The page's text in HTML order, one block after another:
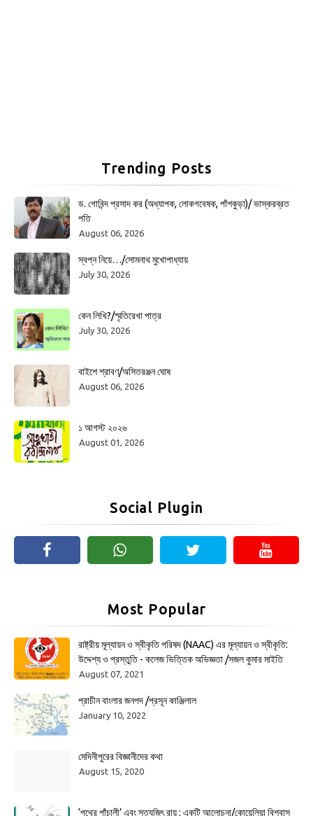
Trending Posts
ড. গোবিন্দ প্রসাদ কর (অধ্যাপক, লোকগবেষক, পাঁশকুড়া)/ ভাস্করব্রত
পতি
August 06, 2026
স্বপ্ন নিয়ে…/সোমনাথ মুখোপাধ্যায়
July 30, 2026
কেন লিখি?/স্মৃতিরেখা পাত্র
July 30, 2026
বাইশে শ্রাবণ/অসিতরঞ্জন ঘোষ
August 06, 2026
১ আগস্ট ২০২৬
August 01, 2026
Social Plugin
Most Popular
রাষ্ট্রীয় মূল্যায়ন ও স্বীকৃতি পরিষদ (NAAC) এর মূল্যায়ন ও স্বীকৃতি:
উদ্দেশ্য ও প্রস্তুতি - কলেজ ভিত্তিক অভিজ্ঞতা /সজল কুমার মাইতি
August 07, 2021
প্রাচীন বাংলার জনপদ /প্রসূন কাঞ্জিলাল
January 10, 2022
মেদিনীপুরের বিজ্ঞানীদের কথা
August 15, 2020
‘পথের পাঁচালী’ এবং সত্যজিৎ রায় : একটি আলোচনা/কোয়েলিয়া বিশ্বাস